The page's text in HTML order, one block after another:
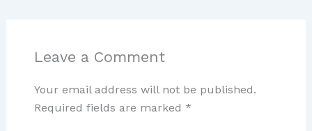
Leave a Comment
Your email address will not be published.
Required fields are marked *